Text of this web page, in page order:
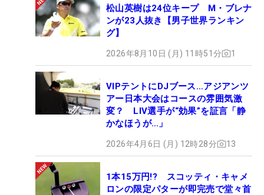
松山英樹は24位キープ M・ブレナ
ンが23人抜き【男子世界ランキン
グ】
2026年8月10日 (月) 11時51分 1
VIPテントにDJブース…アジアンツ
アー日本大会はコースの雰囲気激
変？ LIV選手が“効果”を証言「静
かなほうが…」
2026年4月6日 (月) 12時28分 13
1本15万円!? スコッティ・キャメ
ロンの限定パターが即完売で堂々首